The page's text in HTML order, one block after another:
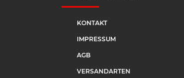
KONTAKT
IMPRESSUM
AGB
VERSANDARTEN